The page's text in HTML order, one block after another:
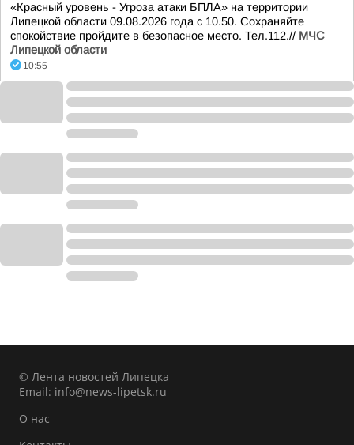
«Красный уровень - Угроза атаки БПЛА» на территории
Липецкой области 09.08.2026 года с 10.50. Сохраняйте
спокойствие пройдите в безопасное место. Тел.112.// МЧС
Липецкой области
10:55
© Лента новостей Липецка
Email: info@news-lipetsk.ru
О нас